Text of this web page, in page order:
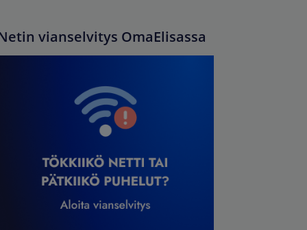
vianselvitys OmaElisassa